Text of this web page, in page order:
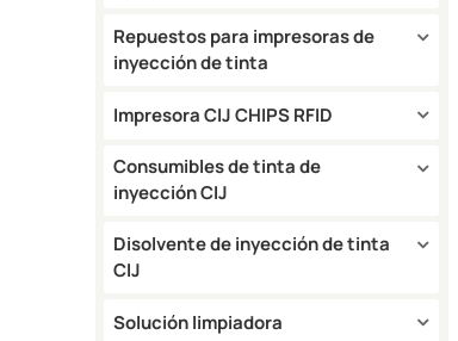
Repuestos para impresoras de
inyección de tinta
Impresora CIJ CHIPS RFID
Consumibles de tinta de
inyección CIJ
Disolvente de inyección de tinta
CIJ
Solución limpiadora